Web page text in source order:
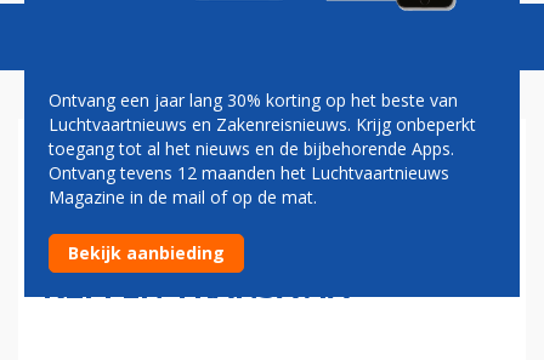
AF-KLM VERKIEST AIRBUS
A320NEO BOVEN B737 MAX
VOOR VLOOTVERNIEUWING
KLM EN TRANSAVIA
Ontvang een jaar lang 30% korting op het beste van
Luchtvaartnieuws en Zakenreisnieuws. Krijg onbeperkt
toegang tot al het nieuws en de bijbehorende Apps.
Ontvang tevens 12 maanden het Luchtvaartnieuws
Magazine in de mail of op de mat.
Bekijk aanbieding